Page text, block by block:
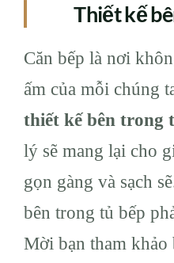
Thiết kế
Căn bếp là nơi
ấm của mỗi chúng
thiết kế bên trong
lý sẽ mang lại cho
gọn gàng và sạch
bên trong tủ bếp
Mời bạn tham